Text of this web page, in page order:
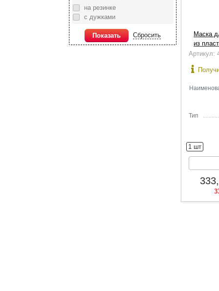
на резинке
с дужками
Показать Сбросить
Маска
из
Артикул:
Тип
1 шт